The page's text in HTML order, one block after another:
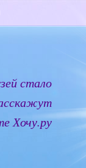
стало
Хочу.ру